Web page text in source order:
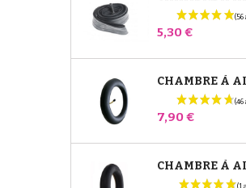
Prix
5,30 €
Prix
7,90 €